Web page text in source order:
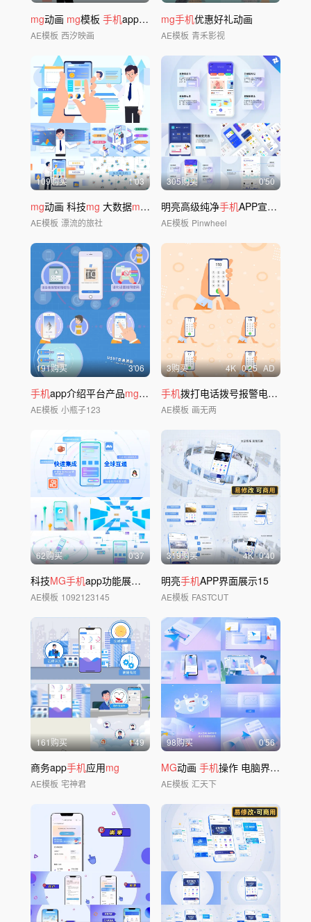
mg动画 mg模板 手机app 科技 mg
AE模板 西汐映画
mg手机优惠好礼动画
AE模板 青禾影视
109购买 1'03
mg动画 科技mg 大数据mg 金融科普
AE模板 漂流的旅社
305购买 0'50
明亮高级纯净手机APP宣传模板
AE模板 Pinwheel
191购买 3'06
手机app介绍平台产品mg动画
AE模板 小瓶子123
3购买 4K 0'25 AD
手机拨打电话拨号报警电话4个号码AE模板
AE模板 画无两
62购买 0'37
科技MG手机app功能展示动画
AE模板 1092123145
319购买 4K 0'40
明亮手机APP界面展示15
AE模板 FASTCUT
161购买 1'49
商务app手机应用mg
AE模板 宅神君
98购买 0'56
MG动画 手机操作 电脑界面
AE模板 汇天下